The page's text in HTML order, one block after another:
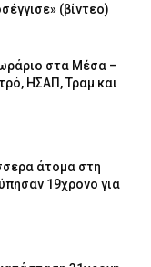
(βίντεο)
στα Μέσα –
ΗΣΑΠ, Τραμ και
άτομα στη
19χρονο για